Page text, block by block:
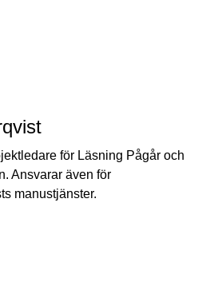
för Läsning Pågår och
Ansvarar även för
manustjänster.